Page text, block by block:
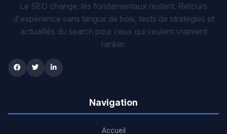
Le SEO change, les fondamentaux restent. Retours
d'expérience sans langue de bois, tests de stratégies et
actualités du search pour ceux qui veulent vraiment
ranker.
Navigation
Accueil